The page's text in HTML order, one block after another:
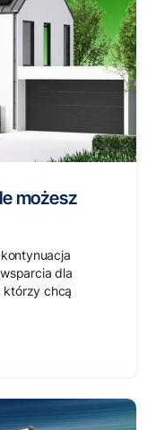
możesz
dla
którzy chcą